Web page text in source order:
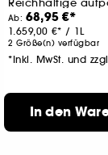
Ab: 68,95 €
1.659,00 € / 1L
2 Größe(n) verfügbar
*Inkl. MwSt. und
In den